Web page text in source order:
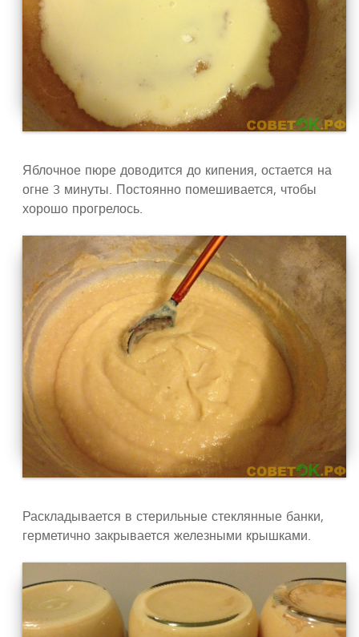
Яблочное пюре доводится до кипения, остается на
огне 3 минуты. Постоянно помешивается, чтобы
хорошо прогрелось.
Раскладывается в стерильные стеклянные банки,
герметично закрывается железными крышками.